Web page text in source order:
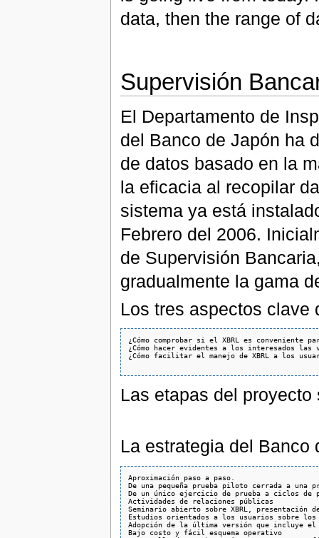
data, then the range of
Supervisión
El Departamento de
del Banco de Japón ha
de datos basado en la
la eficacia al recopilar
sistema ya está
Febrero del 2006.
de Supervisión
gradualmente la gama
Los tres aspectos clave
¿Cómo comprobar si el XBRL es conveniente
¿Cómo hacer evidentes a los interesados las
¿Cómo facilitar el manejo de XBRL a los
Las etapas del
La estrategia del Banco
Aproximación paso a paso.
De una pequeña prueba piloto cerrada a una
De un único ejercicio de prueba a ciclos de
Actividades de relaciones públicas
Seminario abierto sobre XBRL, presentación
Estudios orientados a los usuarios sobre los
Adopción de la última versión que incluye el
Bajo costo y fácil esquema operativo